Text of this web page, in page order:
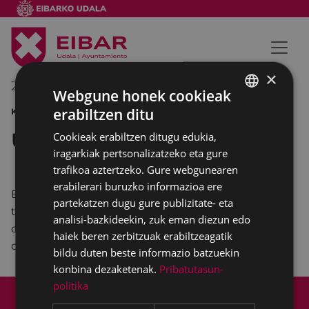
2012/01/01
KIROLAK
Urkora igoera
Eibarko Klub Deportiboa eta eta kittok salda eta
txorizoa eskainiko diete urteberri egunean Urkora
doazen guztiei Ixuan kokatutako txoznan. Eman
ongietorri ezinhobea urteari Urkora igoz!
Web mapa
Lege-oharra
Cookien politika
×
Webgune honek cookieak
erabiltzen ditu
Cookieak erabiltzen ditugu edukia,
iragarkiak pertsonalizatzeko eta gure
trafikoa aztertzeko. Gure webgunearen
erabilerari buruzko informazioa ere
partekatzen dugu gure publizitate- eta
analisi-bazkideekin, zuk eman diezun edo
haiek beren zerbitzuak erabiltzeagatik
bildu duten beste informazio batzuekin
konbina dezaketenak. Pribatutasun-
politika